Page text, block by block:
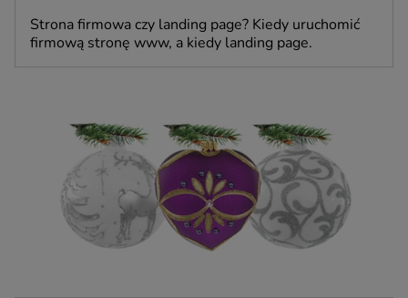
Strona firmowa czy landing page? Kiedy uruchomić
firmową stronę www, a kiedy landing page.